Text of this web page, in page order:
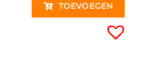
TOEVOEGEN